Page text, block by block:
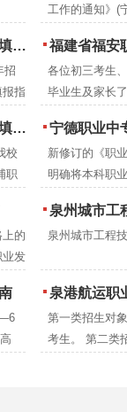
工作的通知》(
招
报指
福建省福安职
各位初三考生
毕业生及家长
解读招生投档
信息差，引导
校
职
宁德职业中
新修订的《职
明确将本科职
依据。这是国
款。中职-高职
的
业发
老
泉州城市工
泉州城市工程
泉港航运职
第一类招生对
考生。 第二类